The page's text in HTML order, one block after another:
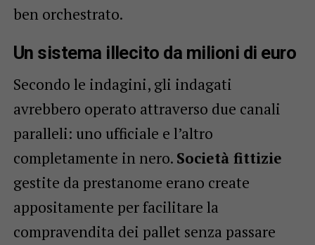
ben orchestrato.
Un sistema illecito da milioni di euro
Secondo le indagini, gli indagati
avrebbero operato attraverso due canali
paralleli: uno ufficiale e l’altro
completamente in nero. Società fittizie
gestite da prestanome erano create
appositamente per facilitare la
compravendita dei pallet senza passare